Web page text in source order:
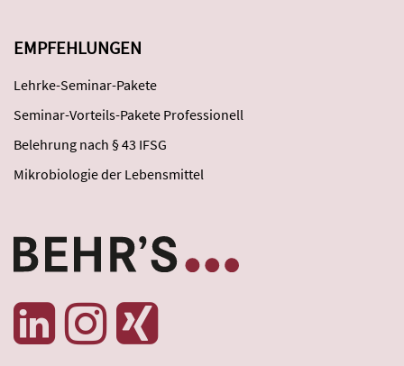
EMPFEHLUNGEN
Lehrke-Seminar-Pakete
Seminar-Vorteils-Pakete Professionell
Belehrung nach § 43 IFSG
Mikrobiologie der Lebensmittel